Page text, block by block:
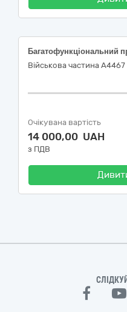
Військова частина А4467
Очікувана вартість
14 000,00 UAH
з ПДВ